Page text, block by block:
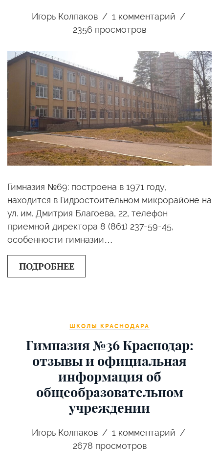
Игорь Колпаков 1 комментарий
2356 просмотров
Гимназия №69: построена в 1971 году,
находится в Гидростоительном микрорайоне на
ул. ​им. Дмитрия Благоева, 22, телефон
приемной директора 8 (861) 237-59-45,
особенности гимназии…
ПОДРОБНЕЕ
ШКОЛЫ КРАСНОДАРА
Гимназия №36 Краснодар:
отзывы и официальная
информация об
общеобразовательном
учреждении
Игорь Колпаков 1 комментарий
2678 просмотров